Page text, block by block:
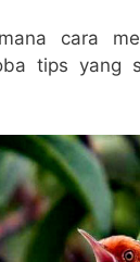
cara
tips yang